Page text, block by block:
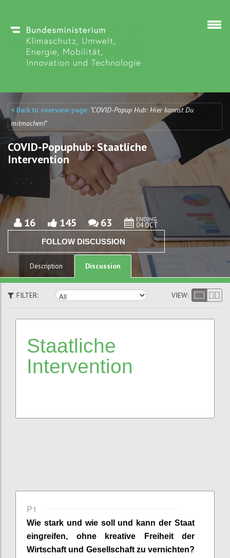
Discuto
Discuto< Back to overview page: "COVID-Popup Hub: Hier kannst Du
mitmachen!"
COVID-Popuphub: Staatliche
Intervention
16 145 63 ENDING
04 OCT
FOLLOW DISCUSSION
Description Discussion
FILTER: VIEW:
Staatliche
Intervention
P1
Wie stark und wie soll und kann der Staat
eingreifen, ohne kreative Freiheit der
Wirtschaft und Gesellschaft zu vernichten?